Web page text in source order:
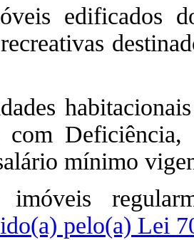
edificados
com
mínimo
pelo(a) Lei